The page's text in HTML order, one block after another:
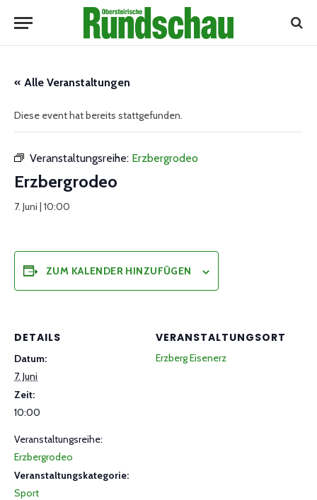
« Alle Veranstaltungen
Diese event hat bereits stattgefunden.
Veranstaltungsreihe: Erzbergrodeo
Erzbergrodeo
7. Juni | 10:00
ZUM KALENDER HINZUFÜGEN
DETAILS
Datum:
7. Juni
Zeit:
10:00
Veranstaltungsreihe:
Erzbergrodeo
Veranstaltungskategorie:
Sport
VERANSTALTUNGSORT
Erzberg Eisenerz